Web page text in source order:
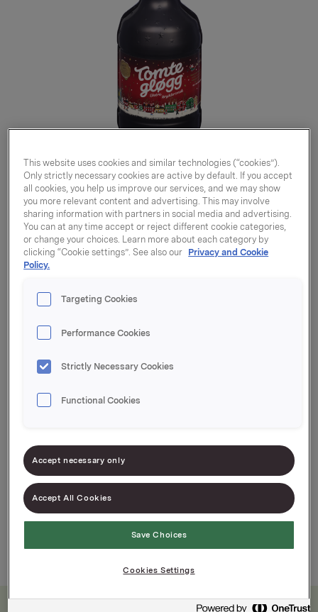
Tomtegløgg ekstra
kryddersmak 1000ml
Varenummer: 07035220002445
En smaksrik gløgg hvor det er tilsatt ekte
nellik og kanel.
This website uses cookies and similar technologies (“cookies”).
Only strictly necessary cookies are active by default. If you accept
all cookies, you help us improve our services, and we may show
you more relevant content and advertising. This may involve
sharing information with partners in social media and advertising.
You can at any time accept or reject different cookie categories,
or change your choices. Learn more about each category by
clicking “Cookie settings”. See also our Privacy and Cookie
Policy.
Targeting Cookies
Performance Cookies
Strictly Necessary Cookies
Functional Cookies
Accept necessary only
Accept All Cookies
Save Choices
Cookies Settings